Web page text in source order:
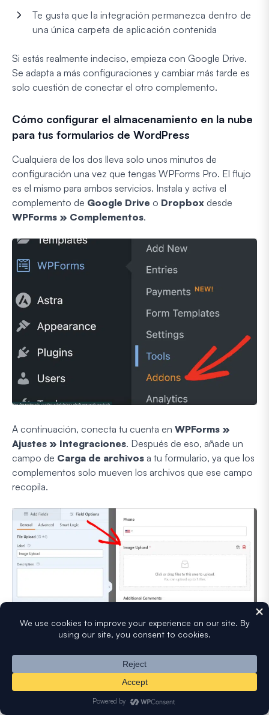
Te gusta que la integración permanezca dentro de
una única carpeta de aplicación contenida
Si estás realmente indeciso, empieza con Google Drive.
Se adapta a más configuraciones y cambiar más tarde es
solo cuestión de conectar el otro complemento.
Cómo configurar el almacenamiento en la nube
para tus formularios de WordPress
Cualquiera de los dos lleva solo unos minutos de
configuración una vez que tengas WPForms Pro. El flujo
es el mismo para ambos servicios. Instala y activa el
complemento de Google Drive o Dropbox desde
WPForms » Complementos.
A continuación, conecta tu cuenta en WPForms »
Ajustes » Integraciones. Después de eso, añade un
campo de Carga de archivos a tu formulario, ya que los
complementos solo mueven los archivos que ese campo
recopila.
AbreAjustesen el creador de formularios, elige tu
servicio en la nube y añade una nueva conexión.